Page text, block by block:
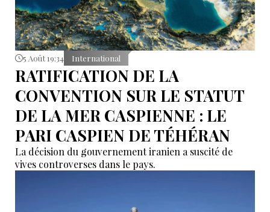
5 Août 19:34 International
RATIFICATION DE LA
CONVENTION SUR LE STATUT
DE LA MER CASPIENNE : LE
PARI CASPIEN DE TÉHÉRAN
La décision du gouvernement iranien a suscité de
vives controverses dans le pays.